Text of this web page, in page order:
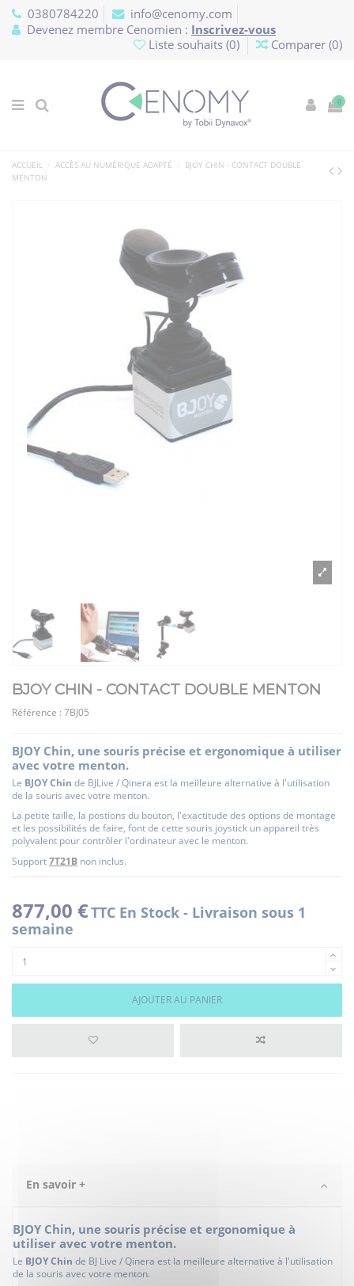
0380784220
info@cenomy.com
Devenez membre Cenomien : Inscrivez-vous
Liste souhaits (0) Comparer (0)
0
ACCUEIL ACCÈS AU NUMÉRIQUE ADAPTÉ
BJOY CHIN - CONTACT DOUBLE
MENTON
BJOY CHIN - CONTACT DOUBLE MENTON
Référence : 7BJ05
BJOY Chin, une souris précise et ergonomique à utiliser
avec votre menton.
Le BJOY Chin de BJLive / Qinera est la meilleure alternative à l'utilisation
de la souris avec votre menton.
La petite taille, la postions du bouton, l'exactitude des options de montage
et les possibilités de faire, font de cette souris joystick un appareil très
polyvalent pour contrôler l'ordinateur avec le menton.
Support7T21B non inclus.
877,00 €TTC En Stock - Livraison sous 1
semaine
AJOUTER AU PANIER
En savoir +
BJOY Chin, une souris précise et ergonomique à
utiliser avec votre menton.
Le BJOY Chin de BJ Live / Qinera est la meilleure alternative à l'utilisation
de la souris avec votre menton.
Panneau de gestion des cookies